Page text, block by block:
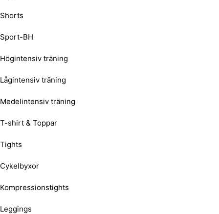
Shorts
Sport-BH
Högintensiv träning
Lågintensiv träning
Medelintensiv träning
T-shirt & Toppar
Tights
Cykelbyxor
Kompressionstights
Leggings